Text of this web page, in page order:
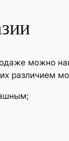
можно
различием